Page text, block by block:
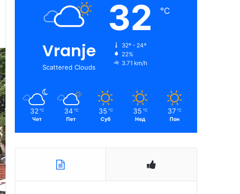
Vranje
Scattered Clouds
32 ℃
32º - 24º
22%
3.71 km/h
32 ℃
Чет
34 ℃
Пет
35 ℃
Суб
35 ℃
Нед
37 ℃
Пон